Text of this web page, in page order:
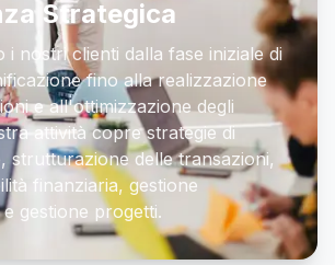
Strategica
i nostri clienti dalla fase iniziale di
fino alla realizzazione
e all'ottimizzazione degli
attività copre strategie di
strutturazione delle transazioni,
finanziaria, gestione
gestione progetti.